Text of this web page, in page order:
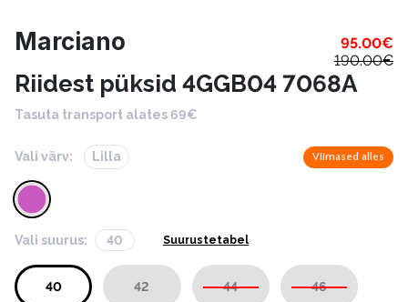
Marciano 95.00€
190.00€
Riidest püksid 4GGB04 7068A
Tasuta transport alates 69€
Vali värv: Lilla Viimased alles
Vali suurus: 40 Suurustetabel
40 42 44 46